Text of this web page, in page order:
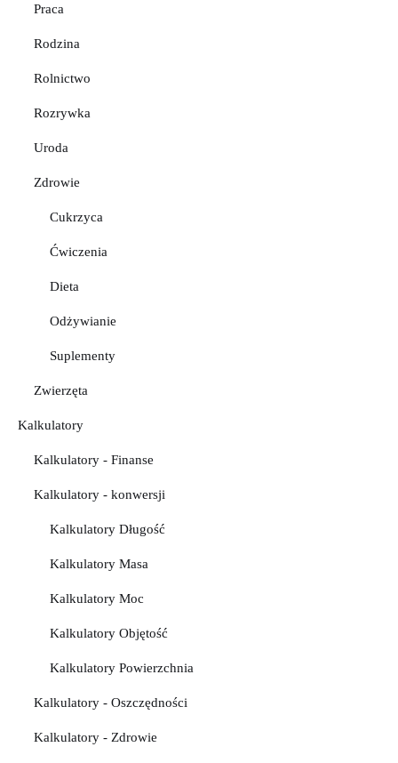
Praca
Rodzina
Rolnictwo
Rozrywka
Uroda
Zdrowie
Cukrzyca
Ćwiczenia
Dieta
Odżywianie
Suplementy
Zwierzęta
Kalkulatory
Kalkulatory - Finanse
Kalkulatory - konwersji
Kalkulatory Długość
Kalkulatory Masa
Kalkulatory Moc
Kalkulatory Objętość
Kalkulatory Powierzchnia
Kalkulatory - Oszczędności
Kalkulatory - Zdrowie